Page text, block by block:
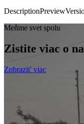
DescriptionPreview
Meňme svet spolu
Zistite viac o
Zobraziť viac